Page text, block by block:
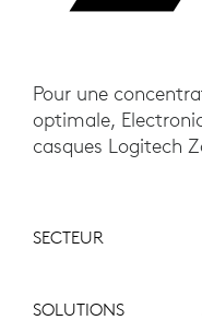
Pour une
optimale,
casques Logitech
SECTEUR
SOLUTIONS